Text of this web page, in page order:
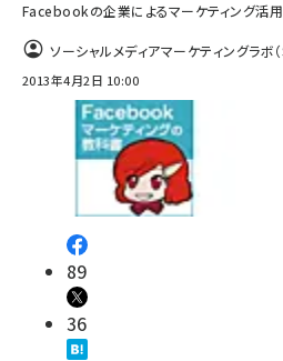
Facebookの企業によるマーケティング活用
ソーシャルメディアマーケティングラボ
2013年4月2日 10:00
89
36